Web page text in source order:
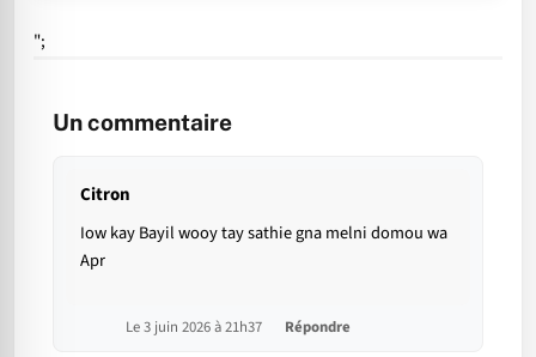
";
Un commentaire
Citron
Iow kay Bayil wooy tay sathie gna melni domou wa
Apr
Le 3 juin 2026 à 21h37 Répondre